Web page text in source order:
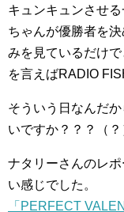
キュンキュンさせ
ちゃんが優勝者を
みを見ているだけ
を言えばRADIO
そういう日なんだ
いですか？？？（？
ナタリーさんのレ
い感じでした。
「PERFECT